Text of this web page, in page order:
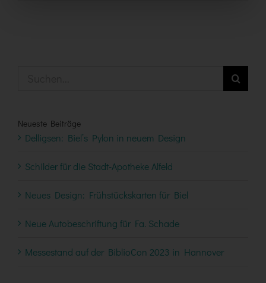
Neueste Beiträge
Delligsen: Biel’s Pylon in neuem Design
Schilder für die Stadt-Apotheke Alfeld
Neues Design: Frühstückskarten für Biel
Neue Autobeschriftung für Fa. Schade
Messestand auf der BiblioCon 2023 in Hannover